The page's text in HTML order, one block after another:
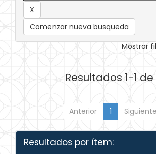
Comenzar nueva busqueda
Mostrar
Resultados 1-1 de
Anterior 1 Siguiente
Resultados por ítem: